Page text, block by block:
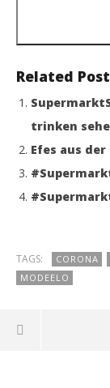
Related
trinken
Efes aus
TAGS: CORONA
MODEELO